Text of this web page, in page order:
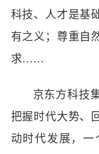
科技、人才是基
有之义；尊重自
求……
京东方科技
把握时代大势、
动时代发展，